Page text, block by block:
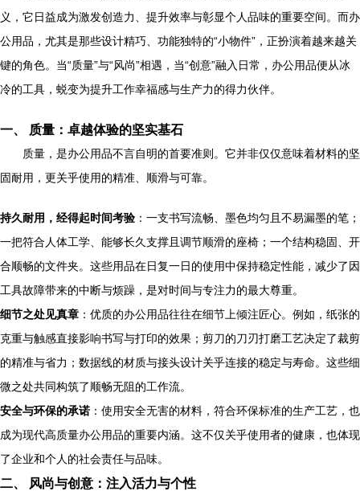
义，它日益成为激发创造力、提升效率与彰显个人品味的重要空间。而办
公用品，尤其是那些设计精巧、功能独特的“小物件”，正扮演着越来越关
键的角色。当“质量”与“风尚”相遇，当“创意”融入日常，办公用品便从冰
冷的工具，蜕变为提升工作幸福感与生产力的得力伙伴。
一、 质量：卓越体验的坚实基石
质量，是办公用品不言自明的首要准则。它并非仅仅意味着材料的坚
固耐用，更关乎使用的精准、顺滑与可靠。
持久耐用，经得起时间考验 ：一支书写流畅、墨色均匀且不易漏墨的笔；
一把符合人体工学、能够长久支撑且调节顺滑的座椅；一个结构稳固、开
合顺畅的文件夹。这些用品在日复一日的使用中保持稳定性能，减少了因
工具故障带来的中断与烦躁，是对时间与专注力的最大尊重。
细节之处见真章 ：优质的办公用品往往在细节上倾注匠心。例如，纸张的
克重与触感直接影响书写与打印的效果；剪刀的刀刃打磨工艺决定了裁剪
的精准与省力；数据线的材质与接头设计关乎连接的稳定与寿命。这些细
微之处共同构筑了顺畅无阻的工作流。
安全与环保的承诺 ：使用安全无害的材料，符合环保标准的生产工艺，也
成为现代高质量办公用品的重要内涵。这不仅关乎使用者的健康，也体现
了企业和个人的社会责任与品味。
二、 风尚与创意：注入活力与个性